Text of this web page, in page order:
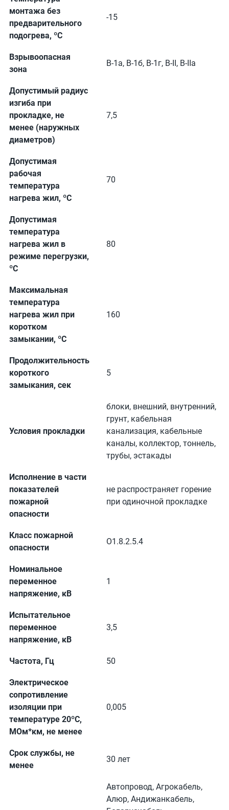
монтажа без
предварительного
подогрева, ºС
-15
Взрывоопасная
зона
В-1а, В-1б, В-1г, В-II, В-IIа
Допустимый радиус
изгиба при
прокладке, не
менее (наружных
диаметров)
7,5
Допустимая
рабочая
температура
нагрева жил, ºС
70
Допустимая
температура
нагрева жил в
режиме перегрузки,
ºС
80
Максимальная
температура
нагрева жил при
коротком
замыкании, ºС
160
Продолжительность
короткого
замыкания, сек
5
Условия прокладки
блоки, внешний, внутренний,
грунт, кабельная
канализация, кабельные
каналы, коллектор, тоннель,
трубы, эстакады
Исполнение в части
показателей
пожарной
опасности
не распространяет горение
при одиночной прокладке
Класс пожарной
опасности
О1.8.2.5.4
Номинальное
переменное
напряжение, кВ
1
Испытательное
переменное
напряжение, кВ
3,5
Частота, Гц 50
Электрическое
сопротивление
изоляции при
температуре 20ºC,
МОм*км, не менее
0,005
Срок службы, не
менее
30 лет
Автопровод, Агрокабель,
Алюр, Андижанкабель,